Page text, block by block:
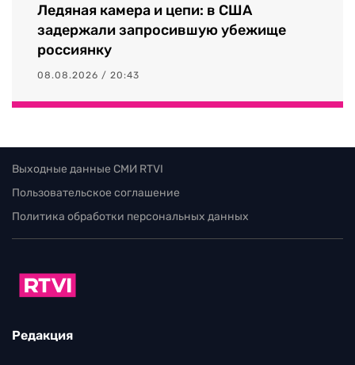
Ледяная камера и цепи: в США
задержали запросившую убежище
россиянку
08.08.2026 / 20:43
Выходные данные СМИ RTVI
Пользовательское соглашение
Политика обработки персональных данных
Редакция